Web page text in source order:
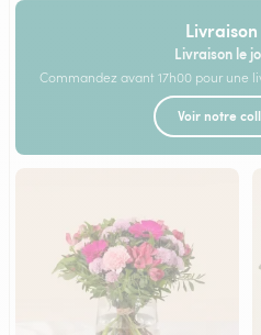
Livraison le
Commandez avant 17h00 pour une
Voir notre